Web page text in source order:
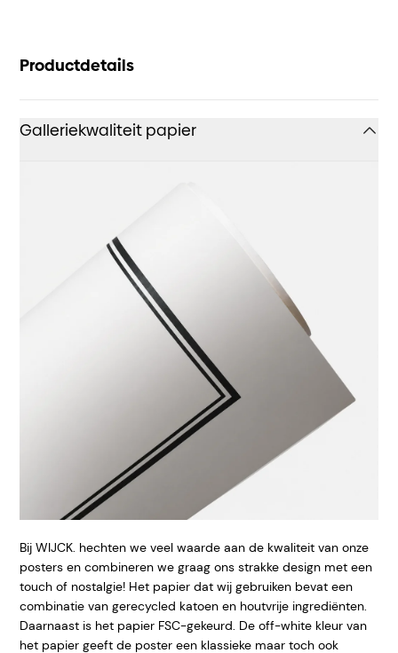
Productdetails
Galleriekwaliteit papier
Bij WIJCK. hechten we veel waarde aan de kwaliteit van onze
posters en combineren we graag ons strakke design met een
touch of nostalgie! Het papier dat wij gebruiken bevat een
combinatie van gerecycled katoen en houtvrije ingrediënten.
Daarnaast is het papier FSC-gekeurd. De off-white kleur van
het papier geeft de poster een klassieke maar toch ook